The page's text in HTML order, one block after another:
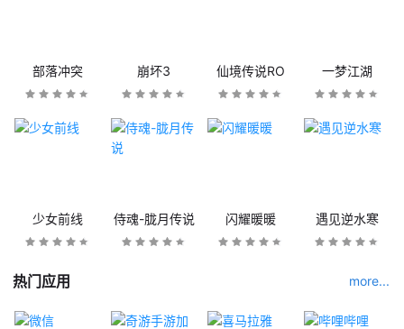
部落冲突 崩坏3 仙境传说RO 一梦江湖
少女前线 侍魂-胧月传说 闪耀暖暖 遇见逆水寒
热门应用 more...